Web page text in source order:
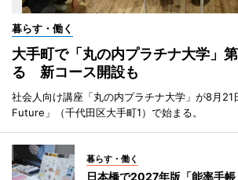
暮らす・働く
大手町で「丸の内プラチナ大学」
る 新コース開設も
社会人向け講座「丸の内プラチナ大学」が8月
Future」（千代田区大手町1）で始まる。
暮らす・働く
日本橋で2027年版「能率手